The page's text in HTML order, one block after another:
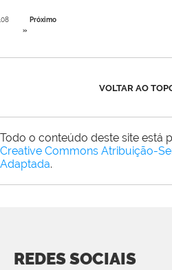
Próximo
»
VOLTAR AO
Todo o conteúdo deste site está
Creative Commons Atribuição-
Adaptada.
REDES SOCIAIS